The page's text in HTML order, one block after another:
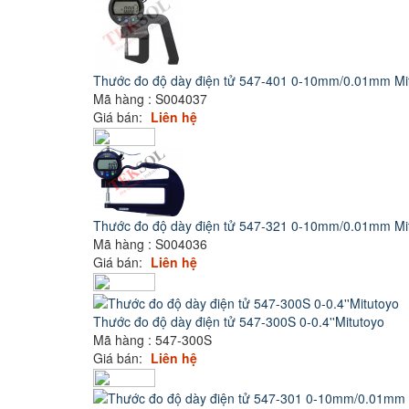
Thước đo độ dày điện tử 547-401 0-10mm/0.01mm
Mã hàng : S004037
Giá bán: Liên hệ
Thước đo độ dày điện tử 547-321 0-10mm/0.01mm
Mã hàng : S004036
Giá bán: Liên hệ
Thước đo độ dày điện tử 547-300S 0-0.4''Mitutoyo
Mã hàng : 547-300S
Giá bán: Liên hệ